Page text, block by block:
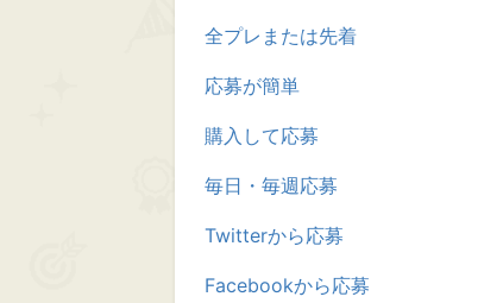
全プレまたは先着
応募が簡単
購入して応募
毎日・毎週応募
Twitterから応募
Facebookから応募